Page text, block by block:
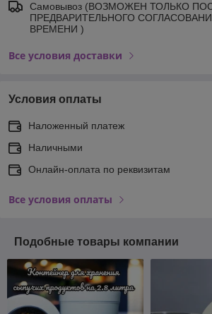
Самовывоз (ВОЗМОЖЕН ТОЛЬКО
ПРЕДВАРИТЕЛЬНОГО
ВРЕМЕНИ )
Все условия доставки
Условия оплаты
Наложенный платеж
Наличными
Онлайн-оплата по реквизитам
Все условия оплаты
Подобные товары компании